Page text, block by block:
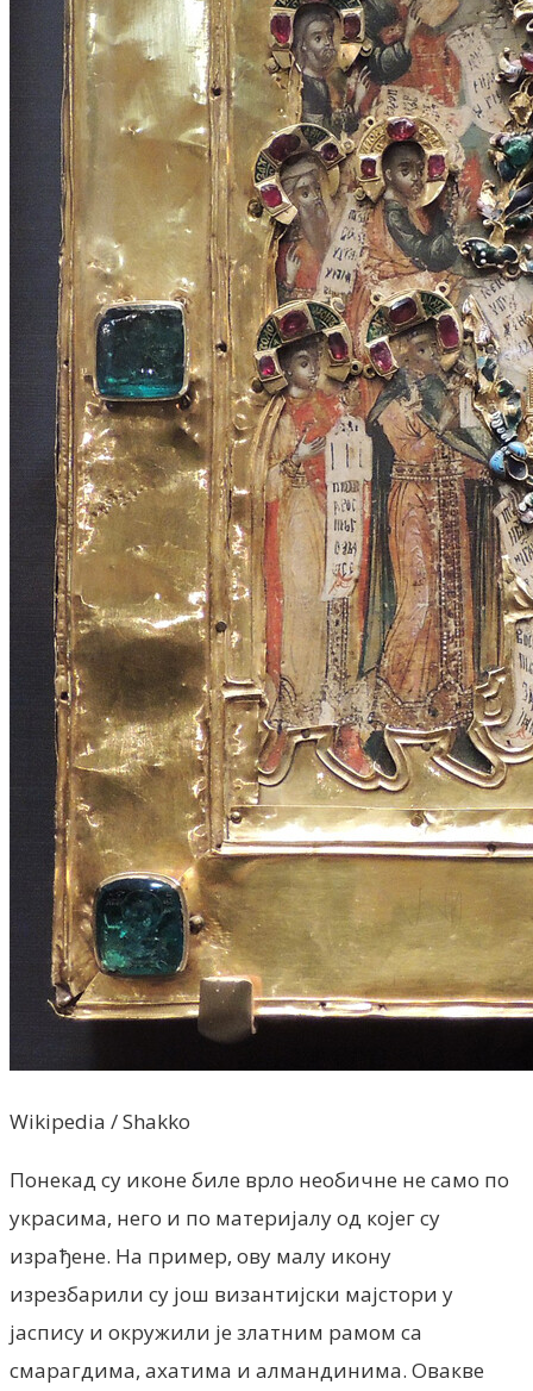
Wikipedia / Shakko
Понекад су иконе биле врло необичне не само по
украсима, него и по материјалу од којег су
израђене. На пример, ову малу икону
изрезбарили су још византијски мајстори у
јаспису и окружили је златним рамом са
смарагдима, ахатима и алмандинима. Овакве